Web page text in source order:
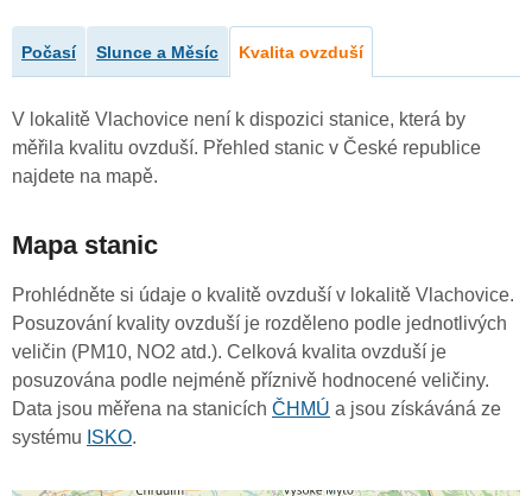
Počasí Slunce a Měsíc Kvalita ovzduší
V lokalitě Vlachovice není k dispozici stanice, která by
měřila kvalitu ovzduší. Přehled stanic v České republice
najdete na mapě.
Mapa stanic
Prohlédněte si údaje o kvalitě ovzduší v lokalitě Vlachovice.
Posuzování kvality ovzduší je rozděleno podle jednotlivých
veličin (PM10, NO2 atd.). Celková kvalita ovzduší je
posuzována podle nejméně příznivě hodnocené veličiny.
Data jsou měřena na stanicích ČHMÚ a jsou získáváná ze
systému ISKO.